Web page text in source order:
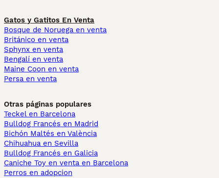
Gatos y Gatitos En Venta
Bosque de Noruega en venta
Británico en venta
Sphynx en venta
Bengalí en venta
Maine Coon en venta
Persa en venta
Otras páginas populares
Teckel en Barcelona
Bulldog Francés en Madrid
Bichón Maltés en València
Chihuahua en Sevilla
Bulldog Francés en Galicia
Caniche Toy en venta en Barcelona
Perros en adopcion